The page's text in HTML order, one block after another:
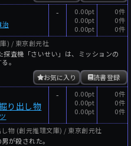
治
-
0.00pt
0.00pt
0.00pt
0件
0件
0件
) / 東京創元社
査機「さいせい」は、ミッションの
。
読書登録
お気に入り
り出し物
-
0.00pt
0.00pt
0.00pt
0件
0件
0件
物 (創元推理文庫) / 東京創元社
が殺された。